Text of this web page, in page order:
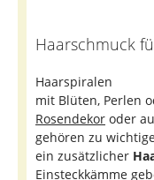
Haarschmuck
Haarspiralen
mit Blüten, Perlen
Rosendekor oder
gehören zu
ein zusätzlicher
Einsteckkämme